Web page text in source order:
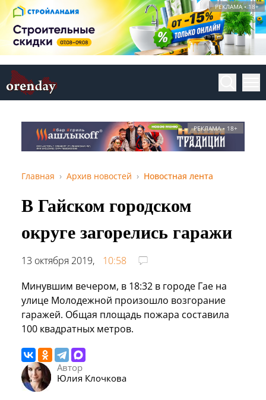
РЕКЛАМА • 18+
РЕКЛАМА • 18+
Главная Архив новостей Новостная лента
В Гайском городском
округе загорелись гаражи
13 октября 2019,
10:58
Минувшим вечером, в 18:32 в городе Гае на
улице Молодежной произошло возгорание
гаражей. Общая площадь пожара составила
100 квадратных метров.
Автор
Юлия Клочкова